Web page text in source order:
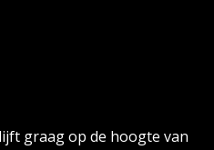
graag op de hoogte van